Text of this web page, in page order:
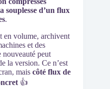
souplesse d’un flux
.
en volume, archivent
et des
nouveauté peut
la version. Ce n’est
mais côté flux de
👍